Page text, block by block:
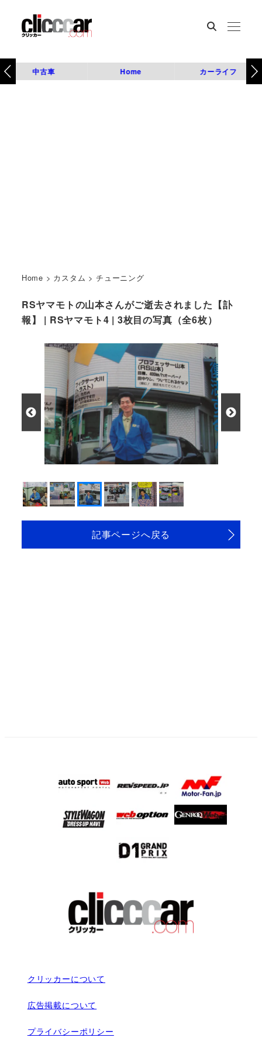
中古車 Home カーライフ
Home > カスタム >チューニング
RSヤマモトの山本さんがご逝去されました【訃
報】 | RSヤマモト4 | 3枚目の写真（全6枚）
記事ページへ戻る
クリッカーについて
広告掲載について
プライバシーポリシー